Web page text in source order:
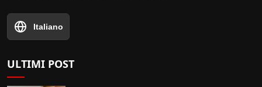
Italiano
ULTIMI POST